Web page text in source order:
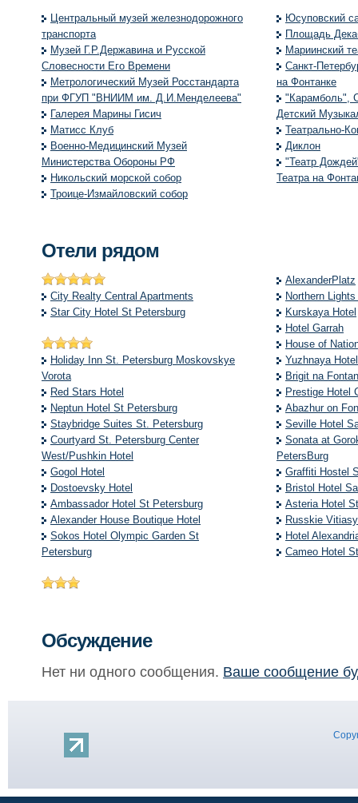
Центральный музей железнодорожного
транспорта
Музей Г.Р.Державина и Русской
Словесности Его Времени
Метрологический Музей Росстандарта
при ФГУП "ВНИИМ им. Д.И.Менделеева"
Галерея Марины Гисич
Матисс Клуб
Военно-Медицинский Музей
Министерства Обороны РФ
Никольский морской собор
Троице-Измайловский собор
Юсуповский
Площадь
Мариинский
Санкт-
на Фонтанке
"Карамболь",
Детский
Театрально-
Диклон
"Театр
Театра на
Отели рядом
City Realty Central Apartments
Star City Hotel St Petersburg
Holiday Inn St. Petersburg Moskovskye
Vorota
Red Stars Hotel
Neptun Hotel St Petersburg
Staybridge Suites St. Petersburg
Courtyard St. Petersburg Center
West/Pushkin Hotel
Gogol Hotel
Dostoevsky Hotel
Ambassador Hotel St Petersburg
Alexander House Boutique Hotel
Sokos Hotel Olympic Garden St
Petersburg
AlexanderPlatz
Northern
Kurskaya Hotel
Hotel Garrah
House of
Yuzhnaya
Brigit na
Prestige Hotel
Abazhur on
Seville Hotel
Sonata at
PetersBurg
Graffiti Hostel
Bristol Hotel
Asteria Hotel
Russkie
Hotel
Cameo Hotel
Обсуждение
Нет ни одного сообщения. Ваше сообщение